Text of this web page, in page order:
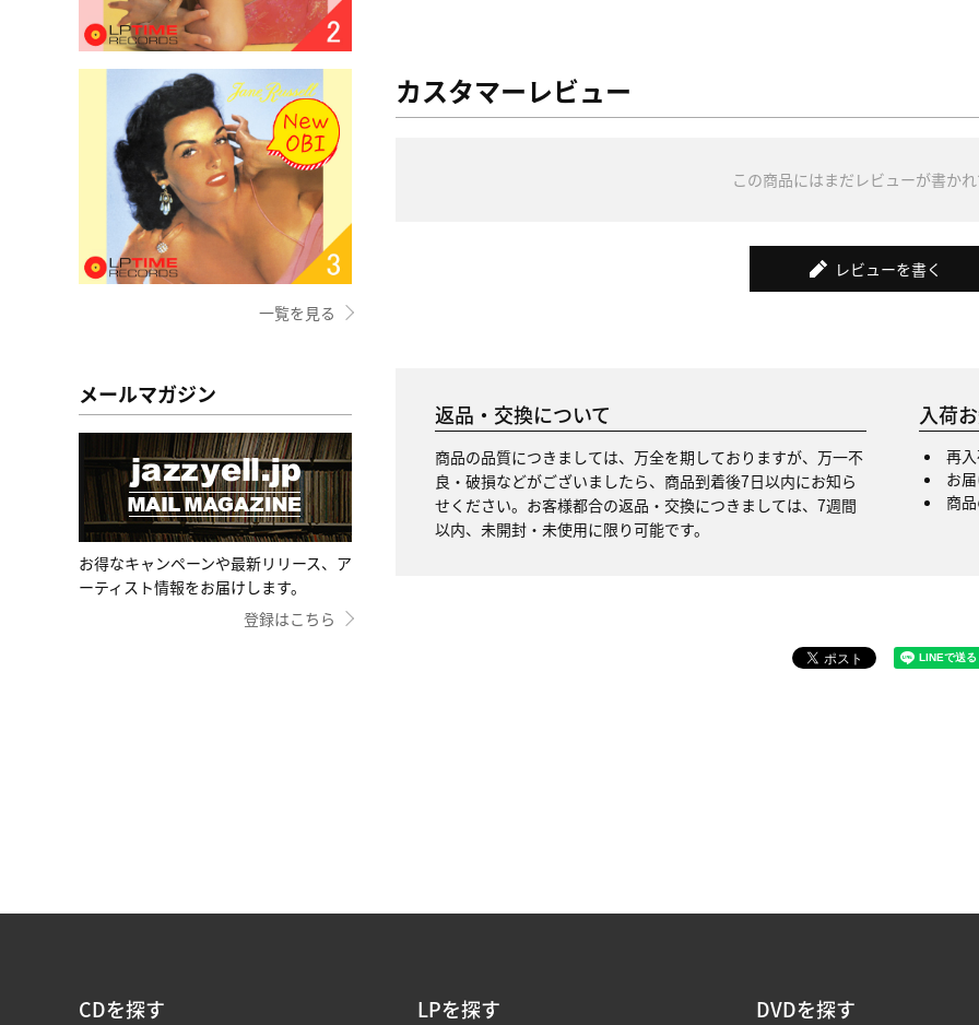
一覧を見る
メールマガジン
お得なキャンペーンや最新リリース、ア
ーティスト情報をお届けします。
登録はこちら
カスタマーレビュー
この商品にはまだレビューが書か
レビューを書く
返品・交換について
商品の品質につきましては、万全を期しておりますが、万一不
良・破損などがございましたら、商品到着後7日以内にお知ら
せください。お客様都合の返品・交換につきましては、7週間
以内、未開封・未使用に限り可能です。
入荷
再
お
商
CDを探す LPを探す DVDを探す